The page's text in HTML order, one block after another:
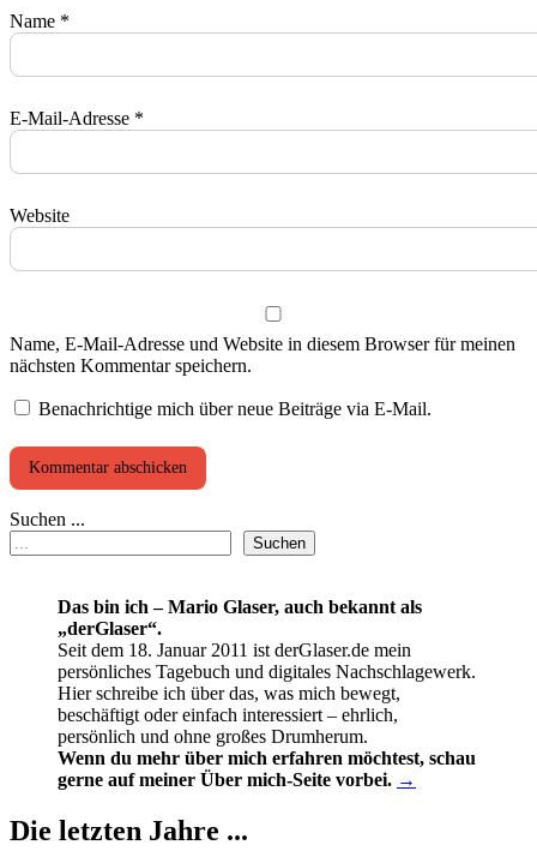
Name *
E-Mail-Adresse *
Website
Name, E-Mail-Adresse und Website in diesem Browser für meinen
nächsten Kommentar speichern.
Benachrichtige mich über neue Beiträge via E-Mail.
Suchen ...
Suchen
Das bin ich – Mario Glaser, auch bekannt als
„derGlaser“.
Seit dem 18. Januar 2011 ist derGlaser.de mein
persönliches Tagebuch und digitales Nachschlagewerk.
Hier schreibe ich über das, was mich bewegt,
beschäftigt oder einfach interessiert – ehrlich,
persönlich und ohne großes Drumherum.
Wenn du mehr über mich erfahren möchtest, schau
gerne auf meiner Über mich-Seite vorbei. →
Die letzten Jahre ...